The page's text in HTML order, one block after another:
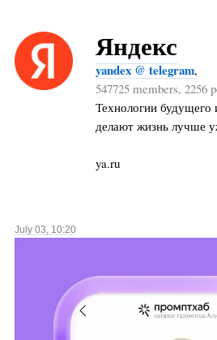
Яндекс
yandex @ telegram,
547725 members, 2256
Технологии будущего
делают жизнь лучше
ya.ru
July 03, 10:20